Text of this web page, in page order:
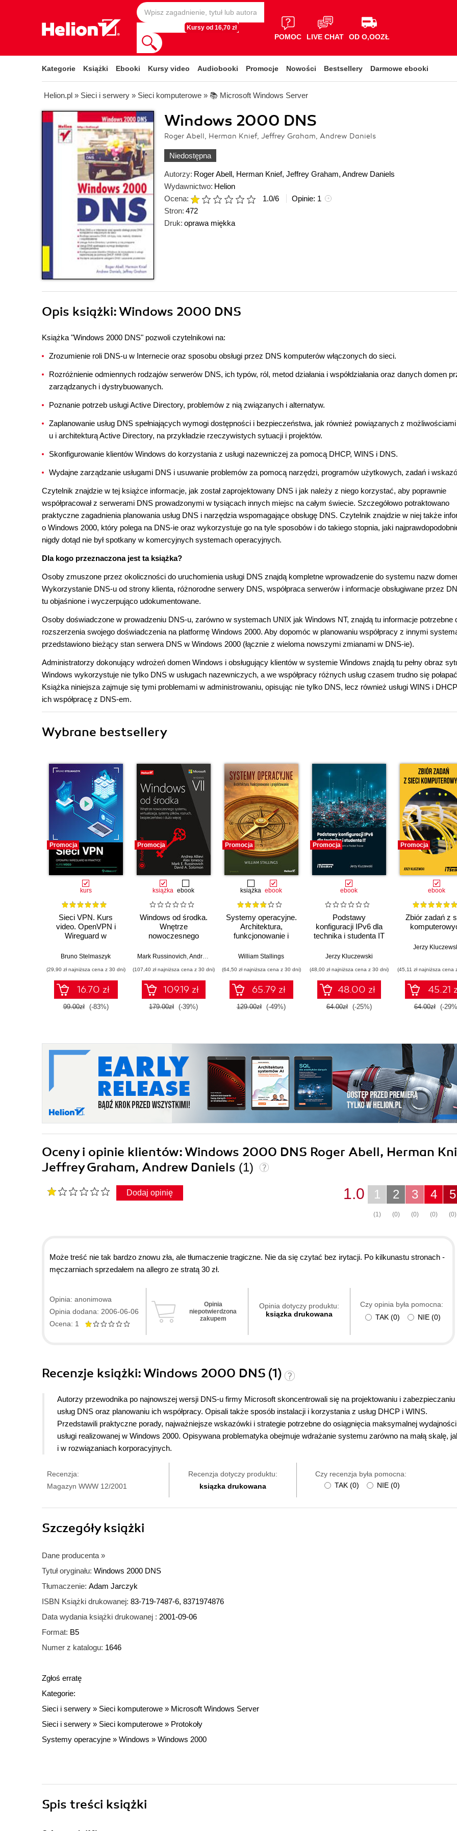
Kursy od 16,70 zł
POMOC LIVE CHAT OD O,OOZŁ
Kategorie Książki Ebooki Kursy video Audiobooki Promocje Nowości Bestsellery Darmowe ebooki
Helion.pl » Sieci i serwery » Sieci komputerowe » 📚 Microsoft Windows Server
Windows 2000 DNS
Roger Abell, Herman Knief, Jeffrey Graham, Andrew Daniels
Niedostępna
Autorzy: Roger Abell, Herman Knief, Jeffrey Graham, Andrew Daniels
Wydawnictwo: Helion
Ocena:
1.0/6 Opinie: 1
Stron: 472
Druk: oprawa miękka
Opis książki: Windows 2000 DNS
Książka "Windows 2000 DNS" pozwoli czytelnikowi na:
Zrozumienie roli DNS-u w Internecie oraz sposobu obsługi przez DNS komputerów włączonych do sieci.
Rozróżnienie odmiennych rodzajów serwerów DNS, ich typów, ról, metod działania i współdziałania oraz danych domen
zarządzanych i dystrybuowanych.
Poznanie potrzeb usługi Active Directory, problemów z nią związanych i alternatyw.
Zaplanowanie usług DNS spełniających wymogi dostępności i bezpieczeństwa, jak również powiązanych z
u i architekturą Active Directory, na przykładzie rzeczywistych sytuacji i projektów.
Skonfigurowanie klientów Windows do korzystania z usługi nazewniczej za pomocą DHCP, WINS i DNS.
Wydajne zarządzanie usługami DNS i usuwanie problemów za pomocą narzędzi, programów użytkowych, zadań i
Czytelnik znajdzie w tej książce informacje, jak został zaprojektowany DNS i jak należy z niego korzystać, aby poprawnie
współpracował z serwerami DNS prowadzonymi w tysiącach innych miejsc na całym świecie. Szczegółowo potraktowano
praktyczne zagadnienia planowania usług DNS i narzędzia wspomagające obsługę DNS. Czytelnik znajdzie w niej także
o Windows 2000, który polega na DNS-ie oraz wykorzystuje go na tyle sposobów i do takiego stopnia, jaki
nigdy dotąd nie był spotkany w komercyjnych systemach operacyjnych.
Dla kogo przeznaczona jest ta książka?
Osoby zmuszone przez okoliczności do uruchomienia usługi DNS znajdą kompletne wprowadzenie do systemu nazw
Wykorzystanie DNS-u od strony klienta, różnorodne serwery DNS, współpraca serwerów i informacje obsługiwane przez
tu objaśnione i wyczerpująco udokumentowane.
Osoby doświadczone w prowadzeniu DNS-u, zarówno w systemach UNIX jak Windows NT, znajdą tu informacje potrzebne
rozszerzenia swojego doświadczenia na platformę Windows 2000. Aby dopomóc w planowaniu współpracy z innymi
przedstawiono bieżący stan serwera DNS w Windows 2000 (łącznie z wieloma nowszymi zmianami w DNS-ie).
Administratorzy dokonujący wdrożeń domen Windows i obsługujący klientów w systemie Windows znajdą tu pełny obraz
Windows wykorzystuje nie tylko DNS w usługach nazewniczych, a we współpracy różnych usług czasem trudno się
Książka niniejsza zajmuje się tymi problemami w administrowaniu, opisując nie tylko DNS, lecz również usługi WINS i
ich współpracę z DNS-em.
Wybrane bestsellery
Promocja
kurs
Sieci VPN. Kurs
video. OpenVPN i
Wireguard w
Bruno Stelmaszyk
(29,90 zł najniższa cena z 30 dni)
16.70 zł
99.00zł (-83%)
Promocja
książka ebook
Windows od środka.
Wnętrze
nowoczesnego
wirtualizacja,
rozruch,
bezpieczeństwo i
dużo więcej. Wydanie
VII
Mark Russinovich,Andrea Allievi Alex Ionescu,David Solomon
(107,40 zł najniższa cena z 30 dni)
109.19 zł
179.00zł (-39%)
Promocja
książka ebook
Systemy operacyjne.
Architektura,
funkcjonowanie i
Wydanie IX
William Stallings
(64,50 zł najniższa cena z 30 dni)
65.79 zł
129.00zł (-49%)
Promocja
ebook
Podstawy
konfiguracji IPv6 dla
technika i studenta IT
ćwiczeniami w
Jerzy Kluczewski
(48,00 zł najniższa cena z 30 dni)
48.00 zł
64.00zł (-25%)
Promocja
ebook
Zbiór zadań z
Jerzy
(45,11 zł najniższa cena
45.21
64.00zł (-
Oceny i opinie klientów: Windows 2000 DNS Roger Abell, Herman
Jeffrey Graham, Andrew Daniels (1)
Dodaj opinię 5
(0)
4
(0)
3
(0)
2
(0)
1
(1)
1.0
Może treść nie tak bardzo znowu zła, ale tłumaczenie tragiczne. Nie da się czytać bez irytacji. Po kilkunastu stronach -
męczarniach sprzedałem na allegro ze stratą 30 zł.
Opinia: anonimowa
Opinia dodana: 2006-06-06
Ocena: 1
Opinia
niepotwierdzona
zakupem
Opinia dotyczy produktu:
ksiązka drukowana
Czy opinia była pomocna:
TAK (0) NIE (0)
Recenzje książki: Windows 2000 DNS (1)
Autorzy przewodnika po najnowszej wersji DNS-u firmy Microsoft skoncentrowali się na projektowaniu i zabezpieczaniu
usług DNS oraz planowaniu ich współpracy. Opisali także sposób instalacji i korzystania z usług DHCP i WINS.
Przedstawili praktyczne porady, najważniejsze wskazówki i strategie potrzebne do osiągnięcia maksymalnej wydajności
usługi realizowanej w Windows 2000. Opisywana problematyka obejmuje wdrażanie systemu zarówno na małą skalę,
i w rozwiązaniach korporacyjnych.
Recenzja:
Magazyn WWW 12/2001
Recenzja dotyczy produktu:
ksiązka drukowana
Czy recenzja była pomocna:
TAK (0) NIE (0)
Szczegółyksiążki
Dane producenta »
Tytuł oryginału: Windows 2000 DNS
Tłumaczenie: Adam Jarczyk
ISBN Książki drukowanej: 83-719-7487-6, 8371974876
Data wydania książki drukowanej : 2001-09-06
Format: B5
Numer z katalogu: 1646
Zgłoś erratę
Kategorie:
Sieci i serwery » Sieci komputerowe » Microsoft Windows Server
Sieci i serwery » Sieci komputerowe » Protokoły
Systemy operacyjne » Windows » Windows 2000
Spis treści książki